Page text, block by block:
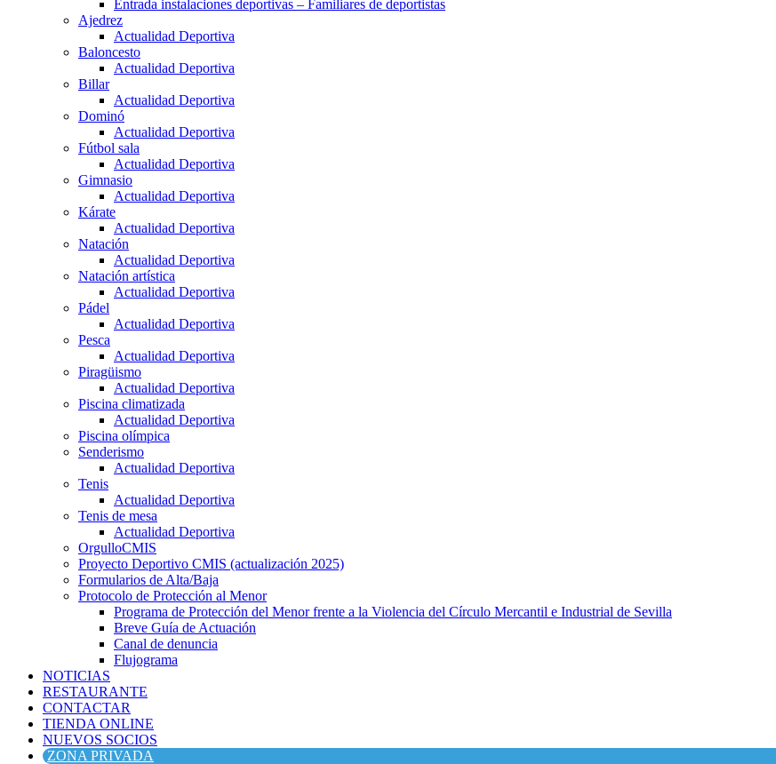
Entrada instalaciones deportivas – Familiares de deportistas
Ajedrez
Actualidad Deportiva
Baloncesto
Actualidad Deportiva
Billar
Actualidad Deportiva
Dominó
Actualidad Deportiva
Fútbol sala
Actualidad Deportiva
Gimnasio
Actualidad Deportiva
Kárate
Actualidad Deportiva
Natación
Actualidad Deportiva
Natación artística
Actualidad Deportiva
Pádel
Actualidad Deportiva
Pesca
Actualidad Deportiva
Piragüismo
Actualidad Deportiva
Piscina climatizada
Actualidad Deportiva
Piscina olímpica
Senderismo
Actualidad Deportiva
Tenis
Actualidad Deportiva
Tenis de mesa
Actualidad Deportiva
OrgulloCMIS
Proyecto Deportivo CMIS (actualización 2025)
Formularios de Alta/Baja
Protocolo de Protección al Menor
Programa de Protección del Menor frente a la Violencia del Círculo Mercantil e Industrial de Sevilla
Breve Guía de Actuación
Canal de denuncia
Flujograma
NOTICIAS
RESTAURANTE
CONTACTAR
TIENDA ONLINE
NUEVOS SOCIOS
ZONA PRIVADA